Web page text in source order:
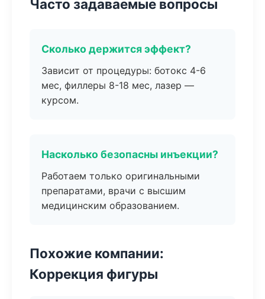
Часто задаваемые вопросы
Сколько держится эффект?
Зависит от процедуры: ботокс 4-6
мес, филлеры 8-18 мес, лазер —
курсом.
Насколько безопасны инъекции?
Работаем только оригинальными
препаратами, врачи с высшим
медицинским образованием.
Похожие компании:
Коррекция фигуры